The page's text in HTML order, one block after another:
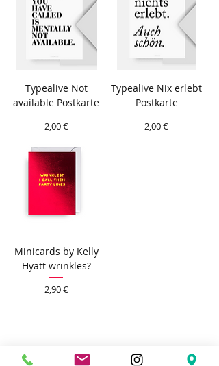
Typealive Not
available Postkarte
Preis
2,00 €
Typealive Nix erlebt
Postkarte
Preis
2,00 €
Minicards by Kelly
Hyatt wrinkles?
Preis
2,90 €